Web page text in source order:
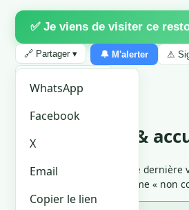
✅ Je viens de visiter ce
🔗 Partager ▾
WhatsApp
Facebook
X
Email
Copier le lien
🔔 M'alerter
⚠
Équipements &
Cliquez 👍 ou 👎 selon votre
marque l'équipement comme « non